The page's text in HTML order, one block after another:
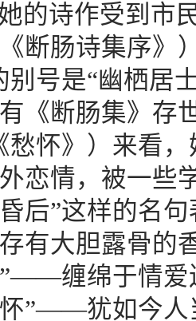
的诗作受到市
《断肠诗集序
别号是“幽栖居
《断肠集》存
愁怀》）来看
恋情，被一些
后”这样的名
有大胆露骨的
缠绵于情爱
”——犹如今人